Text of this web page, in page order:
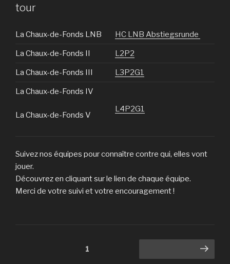
tour
La Chaux-de-Fonds LNB HC LNB Abstiegsrunde
La Chaux-de-Fonds II L2P2
La Chaux-de-Fonds III L3P2G1
La Chaux-de-Fonds IV
La Chaux-de-Fonds V
L4P2G1
Suivez nos équipes pour connaître contre qui, elles vont
jouer.
Découvrez en cliquant sur le lien de chaque équipe.
Merci de votre suivi et votre encouragement !
1 Page suivante